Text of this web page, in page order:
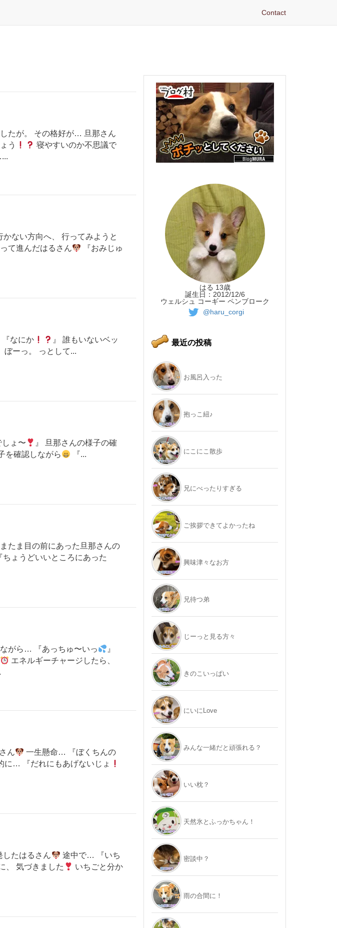
Contact
たが。 その格好が… 旦那さん
う
寝やすいのか不思議で
かない方向へ、 行ってみようと
て進んだはるさん
『おみじゅ
なにか
』 誰もいないベッ
ぼーっ。 っとして...
ょ〜
』 旦那さんの様子の確
を確認しながら 『...
たま目の前にあった旦那さんの
ょうどいいところにあった
がら… 『あっちゅ〜いっ
』
エネルギーチャージしたら、
ん
一生懸命… 『ぼくちんの
に… 『だれにもあげないじょ
したはるさん
途中で… 『いち
、 気づきました
いちごと分か
はる 13歳
誕生日：2012/12/6
ウェルシュ コーギー ペンブローク
@haru_corgi
最近の投稿
お風呂入った
抱っこ紐♪
にこにこ散歩
兄にべったりすぎる
ご挨拶できてよかったね
興味津々なお方
兄待つ弟
じーっと見る方々
きのこいっぱい
にいにLove
みんな一緒だと頑張れる？
いい枕？
天然氷とふっかちゃん！
密談中？
雨の合間に！